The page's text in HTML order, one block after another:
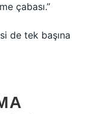
çabası.”
de tek başına